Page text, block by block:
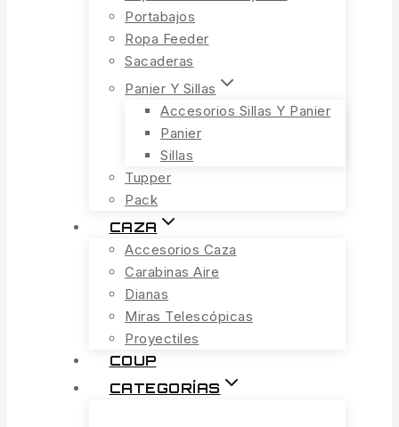
Portabajos
Ropa Feeder
Sacaderas
Panier Y Sillas
Accesorios Sillas Y Panier
Panier
Sillas
Tupper
Pack
CAZA
Accesorios Caza
Carabinas Aire
Dianas
Miras Telescópicas
Proyectiles
COUP
CATEGORÍAS